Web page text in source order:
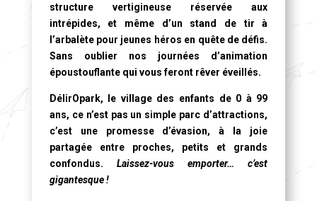
structure vertigineuse réservée aux
intrépides, et même d’un stand de tir à
l’arbalète pour jeunes héros en quête de défis.
Sans oublier nos journées d’animation
époustouflante qui vous feront rêver éveillés.
DélirOpark, le village des enfants de 0 à 99
ans, ce n’est pas un simple parc d’attractions,
c’est une promesse d’évasion, à la joie
partagée entre proches, petits et grands
confondus. Laissez-vous emporter… c’est
gigantesque !